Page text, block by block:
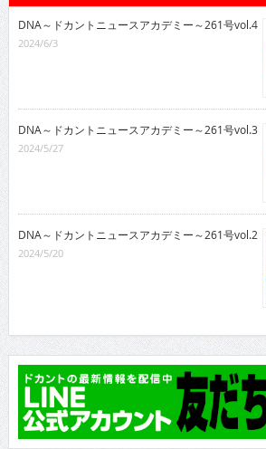
DNA～ドカントニュースアカデミー～261号vol.4
2024/6/3
DNA～ドカントニュースアカデミー～261号vol.3
2024/5/27
DNA～ドカントニュースアカデミー～261号vol.2
2024/5/20